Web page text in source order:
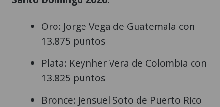
Oro: Jorge Vega de Guatemala con
13.875 puntos
Plata: Keynher Vera de Colombia con
13.825 puntos
Bronce: Jensuel Soto de Puerto Rico